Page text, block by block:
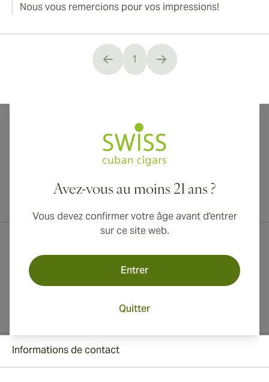
Nous vous remercions pour vos impressions!
You're currently reading page
1
Avez-vous au moins 21 ans ?
Vous devez confirmer votre âge avant d'entrer
sur ce site web.
Entrer
Quitter
Livraison internationale disponible vers le Canada, le Royaume-Uni
Informations de contact